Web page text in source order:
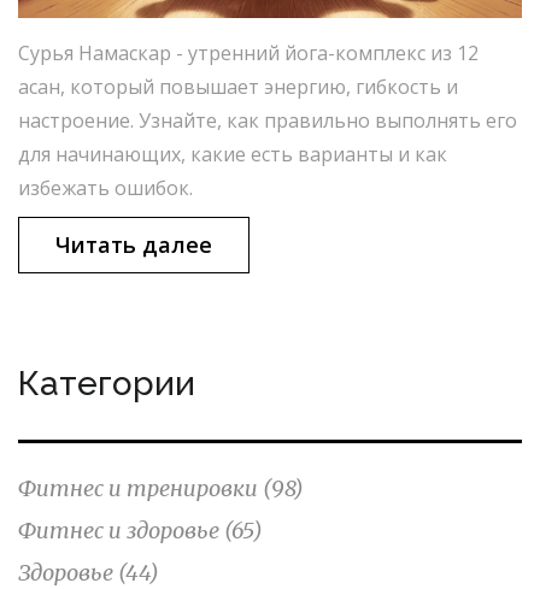
Сурья Намаскар - утренний йога-комплекс из 12
асан, который повышает энергию, гибкость и
настроение. Узнайте, как правильно выполнять его
для начинающих, какие есть варианты и как
избежать ошибок.
Читать далее
Категории
Фитнес и тренировки (98)
Фитнес и здоровье (65)
Здоровье (44)